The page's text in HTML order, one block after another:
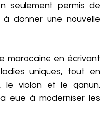
seulement permis de
donner une nouvelle
marocaine en écrivant
uniques, tout en
le violon et le qanun.
eue à moderniser les